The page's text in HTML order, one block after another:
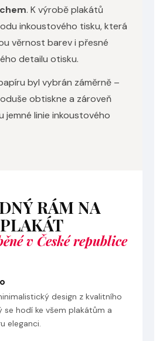
. K výrobě plakátů
inkoustového tisku, která
věrnost barev i přesné
detailu otisku.
byl vybrán záměrně –
obtiskne a zároveň
jemné linie inkoustového
RÁM NA
PLAKÁT
v České republice
design z kvalitního
se hodí ke všem plakátům a
eleganci.